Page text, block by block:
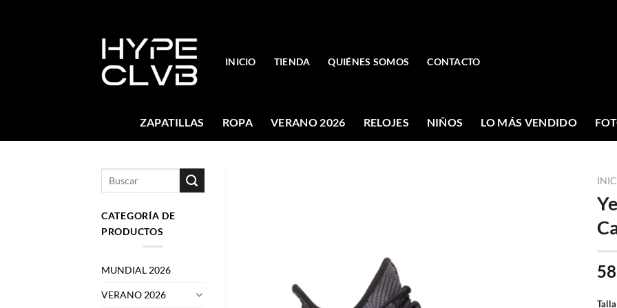
INICIO TIENDA QUIÉNES SOMOS CONTACTO
ZAPATILLAS ROPA VERANO 2026 RELOJES NIÑOS LO MÁS VENDIDO
CATEGORÍA DE
PRODUCTOS
MUNDIAL 2026
VERANO 2026